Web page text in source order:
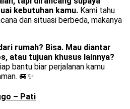
kebutuhan kamu. Kami tahu
dan situasi berbeda, makanya
rumah? Bisa. Mau diantar
atau tujuan khusus lainnya?
bantu biar perjalanan kamu
🚐✨
– Pati